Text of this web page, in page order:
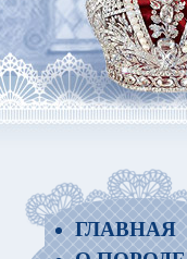
ГЛАВНАЯ